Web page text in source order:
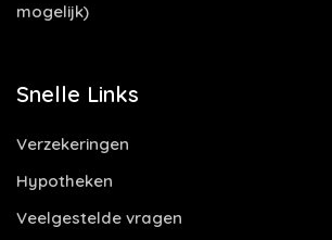
mogelijk)
Snelle Links
Verzekeringen
Hypotheken
Veelgestelde vragen